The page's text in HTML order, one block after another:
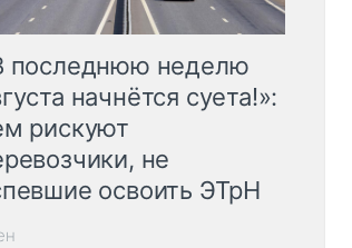
последнюю неделю
начнётся суета!»:
рискуют
не
освоить ЭТрН